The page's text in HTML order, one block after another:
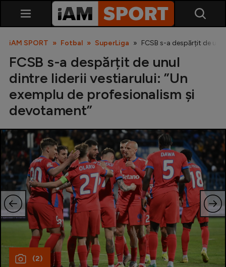
SuperLiga
Liga 2
Cupa României
Echipa Națională
U21
Fotbal feminin
Special
Diverse
iAM SPORT Fotbal SuperLiga FCSB s-a despărțit de
FCSB s-a despărțit de unul
dintre liderii vestiarului: ”Un
exemplu de profesionalism și
devotament”
(2)